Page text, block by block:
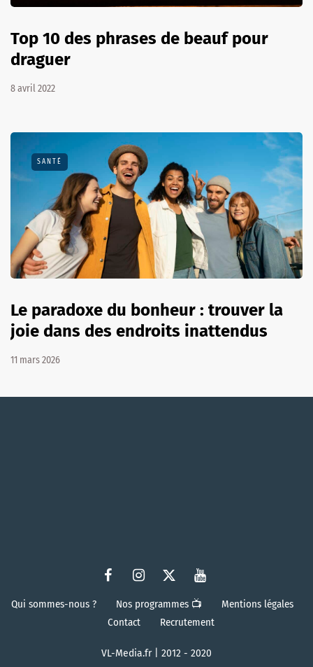
Top 10 des phrases de beauf pour
draguer
8 avril 2022
SANTÉ
Le paradoxe du bonheur : trouver la
joie dans des endroits inattendus
11 mars 2026
Qui sommes-nous ? Nos programmes 📺
Mentions légales
Contact
Recrutement
VL-Media.fr | 2012 - 2020